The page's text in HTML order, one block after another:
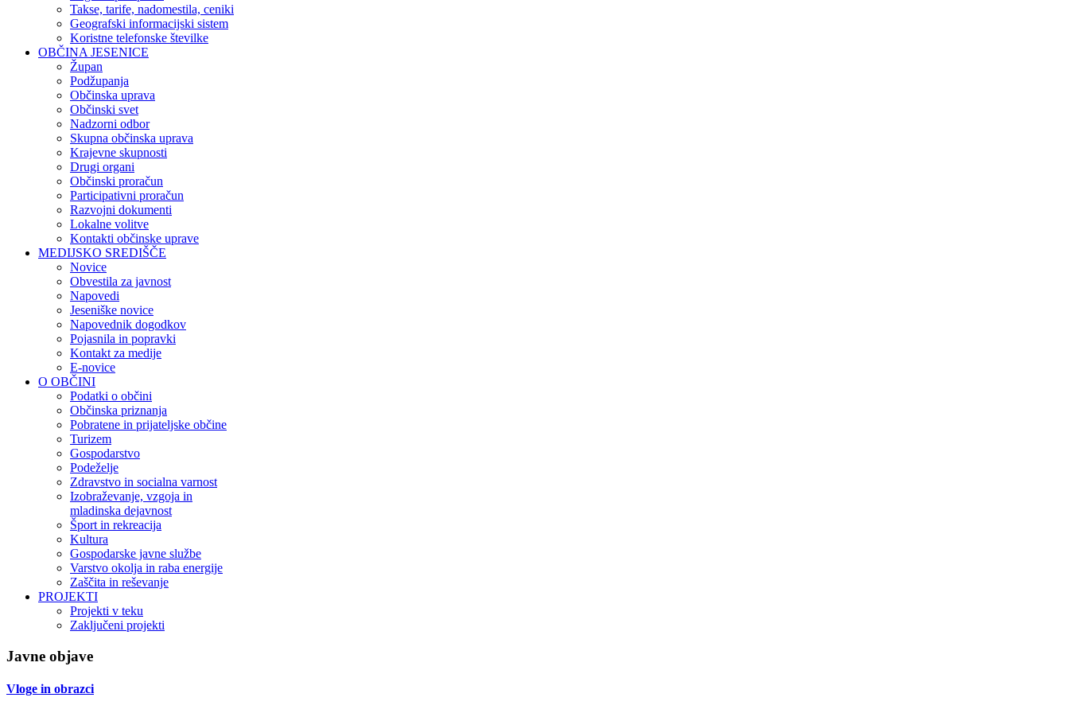
Takse, tarife, nadomestila, ceniki
Geografski informacijski sistem
Koristne telefonske številke
OBČINA JESENICE
Župan
Podžupanja
Občinska uprava
Občinski svet
Nadzorni odbor
Skupna občinska uprava
Krajevne skupnosti
Drugi organi
Občinski proračun
Participativni proračun
Razvojni dokumenti
Lokalne volitve
Kontakti občinske uprave
MEDIJSKO SREDIŠČE
Novice
Obvestila za javnost
Napovedi
Jeseniške novice
Napovednik dogodkov
Pojasnila in popravki
Kontakt za medije
E-novice
O OBČINI
Podatki o občini
Občinska priznanja
Pobratene in prijateljske občine
Turizem
Gospodarstvo
Podeželje
Zdravstvo in socialna varnost
Izobraževanje, vzgoja in
mladinska dejavnost
Šport in rekreacija
Kultura
Gospodarske javne službe
Varstvo okolja in raba energije
Zaščita in reševanje
PROJEKTI
Projekti v teku
Zaključeni projekti
Javne objave
Vloge in obrazci